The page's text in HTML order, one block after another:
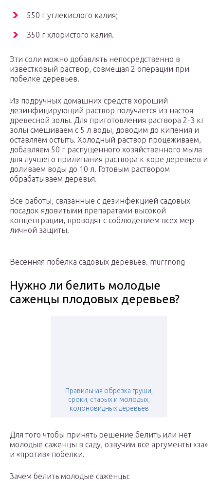
550 г углекислого калия;
350 г хлористого калия.
Эти соли можно добавлять непосредственно в
известковый раствор, совмещая 2 операции при
побелке деревьев.
Из подручных домашних средств хороший
дезинфицирующий раствор получается из настоя
древесной золы. Для приготовления раствора 2-3 кг
золы смешиваем с 5 л воды, доводим до кипения и
оставляем остыть. Холодный раствор процеживаем,
добавляем 50 г распущенного хозяйственного мыла
для лучшего прилипания раствора к коре деревьев и
доливаем воды до 10 л. Готовым раствором
обрабатываем деревья.
Все работы, связанные с дезинфекцией садовых
посадок ядовитыми препаратами высокой
концентрации, проводят с соблюдением всех мер
личной защиты.
Весенняя побелка садовых деревьев. murrnong
Нужно ли белить молодые
саженцы плодовых деревьев?
Правильная обрезка груши,
сроки, старых и молодых,
колоновидных деревьев
Для того чтобы принять решение белить или нет
молодые саженцы в саду, озвучим все аргументы «за»
и «против» побелки.
Зачем белить молодые саженцы: